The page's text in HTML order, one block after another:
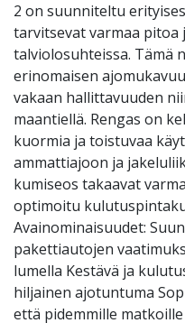
2 on suunniteltu
tarvitsevat varmaa pitoa
talviolosuhteissa. Tämä
erinomaisen
vakaan hallittavuuden
maantiellä. Rengas on
kuormia ja toistuvaa
ammattiajoon ja
kumiseos takaavat
optimoitu
Avainominaisuudet:
pakettiautojen
lumella Kestävä ja
hiljainen ajotuntuma
että pidemmille